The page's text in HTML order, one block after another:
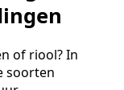
of riool? In
soorten